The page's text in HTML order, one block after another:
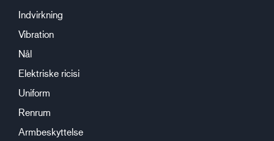
Indvirkning
Vibration
Nål
Elektriske ricisi
Uniform
Renrum
Armbeskyttelse